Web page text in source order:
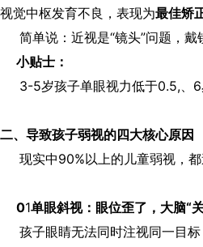
视觉中枢发育不良，表现为最佳矫
简单说：近视是“镜头”问题，戴
小贴士：
3-5岁孩子单眼视力低于0.5,、6
二、导致孩子弱视的四大核心原因
现实中90%以上的儿童弱视，都
01单眼斜视：眼位歪了，大脑“
孩子眼睛无法同时注视同一目标